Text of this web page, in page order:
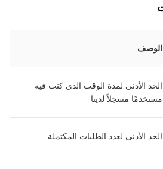
الوصف
الحد الأدنى لمدة الوقت الذي كنت فيه
مستخدمًا مسجلاً لدينا
الحد الأدنى لعدد الطلبات المكتملة